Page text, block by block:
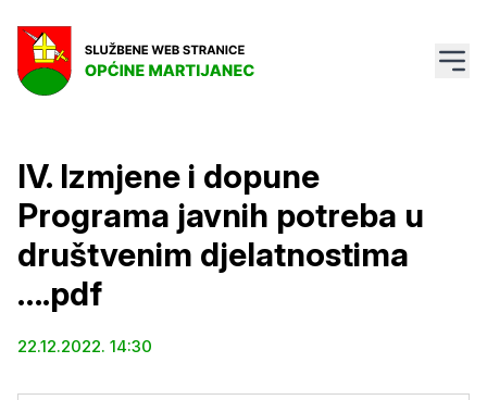
IV. Izmjene i dopune
Programa javnih potreba u
društvenim djelatnostima
….pdf
22.12.2022. 14:30